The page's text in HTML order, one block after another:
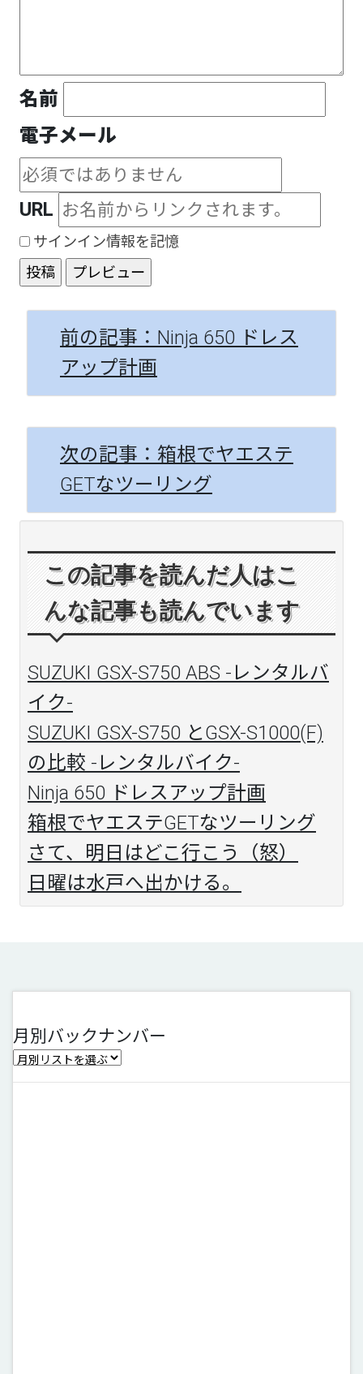
名前
電子メール
URL
サインイン情報を記憶
前の記事：Ninja 650 ドレス
アップ計画
次の記事：箱根でヤエステ
GETなツーリング
この記事を読んだ人はこ
んな記事も読んでいます
SUZUKI GSX-S750 ABS -レンタルバ
イク-
SUZUKI GSX-S750 とGSX-S1000(F)
の比較 -レンタルバイク-
Ninja 650 ドレスアップ計画
箱根でヤエステGETなツーリング
さて、明日はどこ行こう（怒）
日曜は水戸へ出かける。
月別バックナンバー